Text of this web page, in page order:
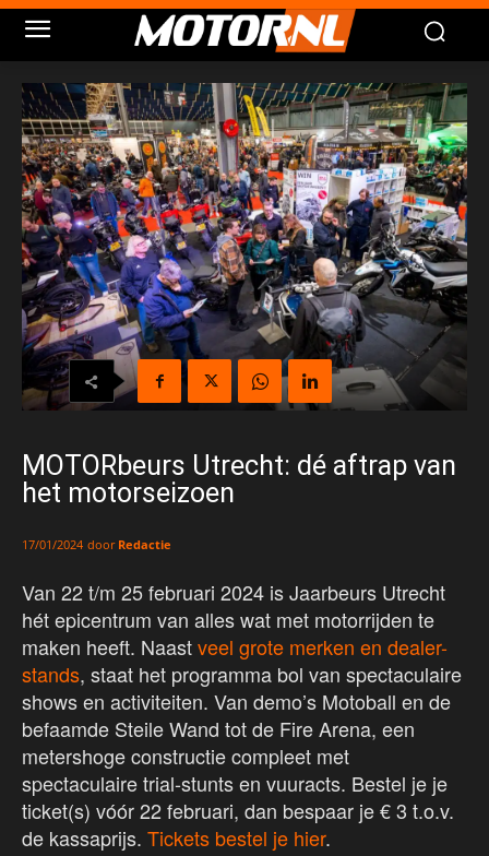
MOTORbeurs Utrecht: dé aftrap van
het motorseizoen
17/01/2024 door Redactie
Van 22 t/m 25 februari 2024 is Jaarbeurs Utrecht
hét epicentrum van alles wat met motorrijden te
maken heeft. Naastveel grote merken en dealer-
stands, staat het programma bol van spectaculaire
shows en activiteiten. Van demo’s Motoball en de
befaamde Steile Wand tot de Fire Arena, een
metershoge constructie compleet met
spectaculaire trial-stunts en vuuracts. Bestel je je
ticket(s) vóór 22 februari, dan bespaar je € 3 t.o.v.
de kassaprijs. Tickets bestel je hier.